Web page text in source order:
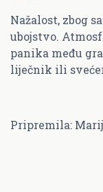
Nažalost, zbog
ubojstvo.
panika među
liječnik ili
Pripremila: